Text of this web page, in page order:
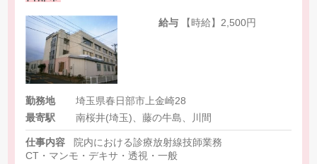
給与 【時給】2,500円
勤務地
埼玉県春日部市上金崎28
最寄駅
南桜井(埼玉)、藤の牛島、川間
仕事内容
院内における診療放射線技師業務
CT・マンモ・デキサ・透視・一般